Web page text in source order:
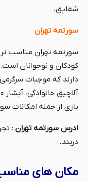
شقایق.
سورتمه تهران
سورتمه تهران مناسب
کودکان و نوجوانان
دارند که موجبات
بازی از جمله امکانات
ادرس سورتمه تهران :
دربند.
مکان های مناسب